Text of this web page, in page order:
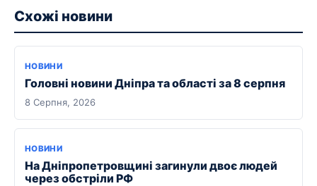
Схожі новини
НОВИНИ
Головні новини Дніпра та області за 8 серпня
8 Серпня, 2026
НОВИНИ
На Дніпропетровщині загинули двоє людей
через обстріли РФ